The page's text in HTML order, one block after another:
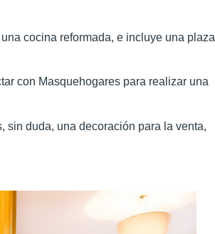
cocina reformada, e incluye una plaza
con Masquehogares para realizar una
sin duda, una decoración para la venta,